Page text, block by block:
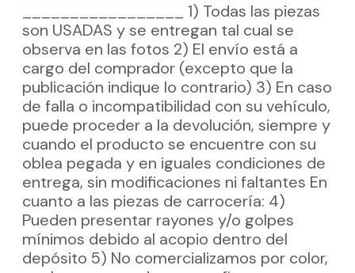
_________________ 1) Todas las piezas
son USADAS y se entregan tal cual se
observa en las fotos 2) El envío está a
cargo del comprador (excepto que la
publicación indique lo contrario) 3) En caso
de falla o incompatibilidad con su vehículo,
puede proceder a la devolución, siempre y
cuando el producto se encuentre con su
oblea pegada y en iguales condiciones de
entrega, sin modificaciones ni faltantes En
cuanto a las piezas de carrocería: 4)
Pueden presentar rayones y/o golpes
mínimos debido al acopio dentro del
depósito 5) No comercializamos por color,